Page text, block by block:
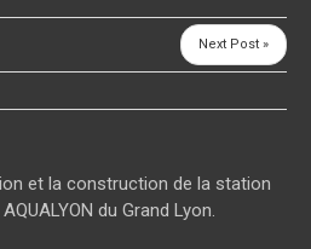
Next Post »
et la construction de la station
du Grand Lyon.